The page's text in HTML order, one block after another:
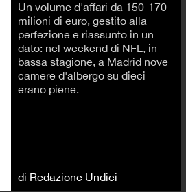
Un volume d'affari da 150-170
milioni di euro, gestito alla
perfezione e riassunto in un
dato: nel weekend di NFL, in
bassa stagione, a Madrid nove
camere d'albergo su dieci
erano piene.
di Redazione Undici